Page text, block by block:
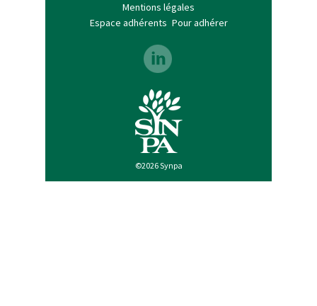
Mentions légales
Espace adhérents Pour adhérer
©2026 Synpa